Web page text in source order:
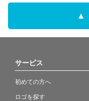
サービス
初めての方へ
ロゴを探す